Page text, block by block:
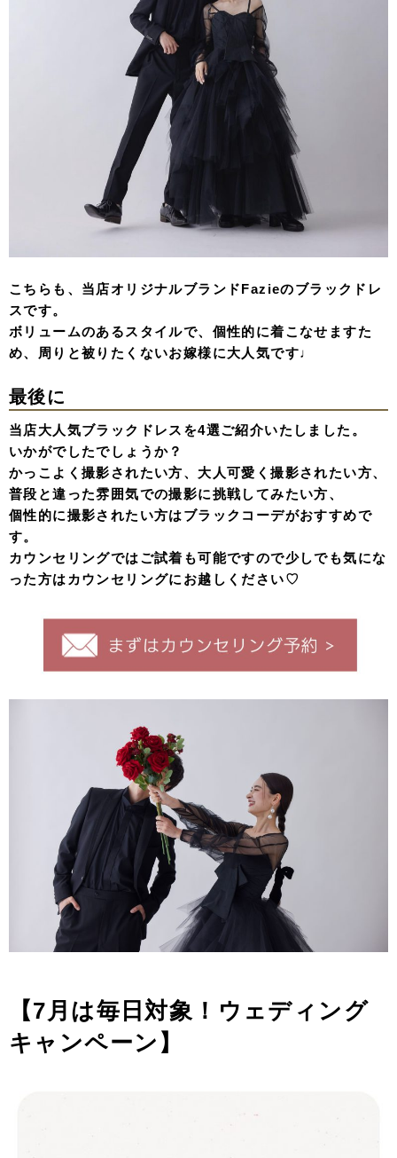
こちらも、当店オリジナルブランドFazieのブラックドレ
スです。
ボリュームのあるスタイルで、個性的に着こなせますた
め、周りと被りたくないお嫁様に大人気です♩
最後に
当店大人気ブラックドレスを4選ご紹介いたしました。
いかがでしたでしょうか？
かっこよく撮影されたい方、大人可愛く撮影されたい方、
普段と違った雰囲気での撮影に挑戦してみたい方、
個性的に撮影されたい方はブラックコーデがおすすめで
す。
カウンセリングではご試着も可能ですので少しでも気にな
った方はカウンセリングにお越しください♡
【7月は毎日対象！ウェディング
キャンペーン】